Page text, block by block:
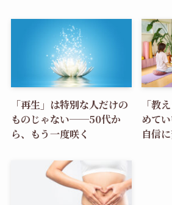
「再生」は特別な人だけの
ものじゃない──50代か
ら、もう一度咲く
「教
めて
自信